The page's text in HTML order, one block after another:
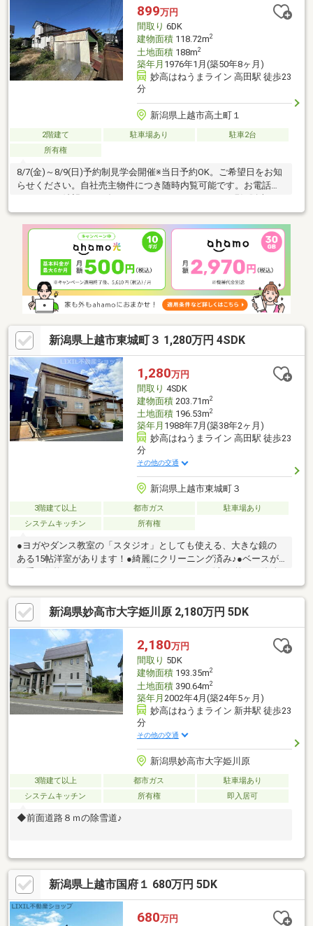
899万円
間取り 6DK
建物面積118.72m2
土地面積188m2
築年月 1976年1月(築50年8ヶ月)
妙高はねうまライン 高田駅 徒歩23
分
新潟県上越市高土町１
2階建て 駐車場あり
駐車2台
所有権
8/7(金)～8/9(日)予約制見学会開催※当日予約OK。ご希望日をお知
らせください。自社売主物件につき随時内覧可能です。お電話か
日以降はリフォーム住宅として販売する予定です。【リフォーム
内容】シロアリ工防除工事、クリーニング、鍵交換、雨漏り点
検、設備点検【おすすめポイント】・雨漏り、構造上主要な部分
の欠陥や・腐食、給排水管の故障や漏水についてお引渡しより２
年間保証。・シロアリ防除工事施工後5年間保証。【周辺施設】・
上越市立東本町小学校まで約700ｍ（徒歩約9分）
新潟県上越市東城町３ 1,280万円 4SDK
1,280万円
間取り 4SDK
建物面積203.71m2
土地面積196.53m2
築年月 1988年7月(築38年2ヶ月)
妙高はねうまライン 高田駅 徒歩23
分
その他の交通
新潟県上越市東城町３
3階建て以上 都市ガス
駐車場あり
システムキッチン
所有権
●ヨガやダンス教室の「スタジオ」としても使える、大きな鏡の
ある15帖洋室があります！●綺麗にクリーニング済み♪●ベースが
計画が可能です！
新潟県妙高市大字姫川原 2,180万円 5DK
2,180万円
間取り 5DK
建物面積193.35m2
土地面積390.64m2
築年月 2002年4月(築24年5ヶ月)
妙高はねうまライン 新井駅 徒歩23
分
その他の交通
新潟県妙高市大字姫川原
3階建て以上 都市ガス
駐車場あり
システムキッチン
所有権 即入居可
◆前面道路８ｍの除雪道♪
新潟県上越市国府１ 680万円 5DK
680万円